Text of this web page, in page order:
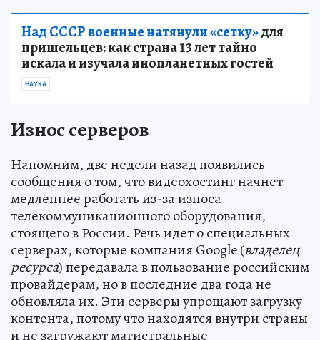
Над СССР военные натянули «сетку»для
пришельцев: как страна 13 лет тайно
искала и изучала инопланетных гостей
НАУКА
Износ серверов
Напомним, две недели назад появились
сообщения о том, что видеохостинг начнет
медленнее работать из-за износа
телекоммуникационного оборудования,
стоящего в России. Речь идет о специальных
серверах, которые компания Google (владелец
ресурса) передавала в пользование российским
провайдерам, но в последние два года не
обновляла их. Эти серверы упрощают загрузку
контента, потому что находятся внутри страны
и не загружают магистральные